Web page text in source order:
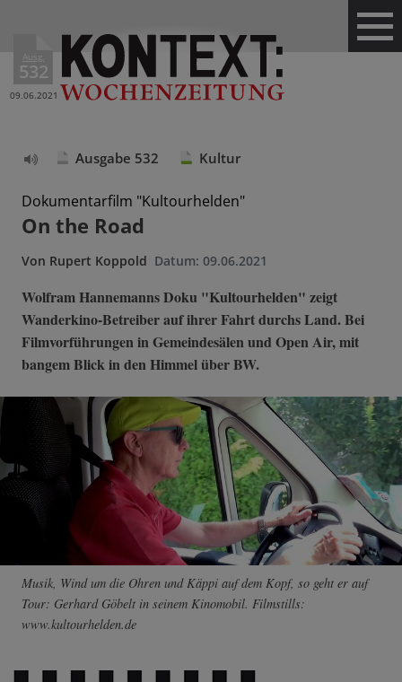
Ausg.
532
09.06.2021
vorlesen
Ausgabe 532 Kultur
Dokumentarfilm "Kultourhelden"
On the Road
Von Rupert Koppold Datum: 09.06.2021
Wolfram Hannemanns Doku "Kultourhelden" zeigt
Wanderkino-Betreiber auf ihrer Fahrt durchs Land. Bei
Filmvorführungen in Gemeindesälen und Open Air, mit
bangem Blick in den Himmel über BW.
Musik, Wind um die Ohren und Käppi auf dem Kopf, so geht er auf
Tour: Gerhard Göbelt in seinem Kinomobil. Filmstills:
www.kultourhelden.de